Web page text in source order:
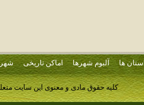
استان ها آلبوم شهرها اماکن تاریخی
کلیه حقوق مادی و معنوی این سایت